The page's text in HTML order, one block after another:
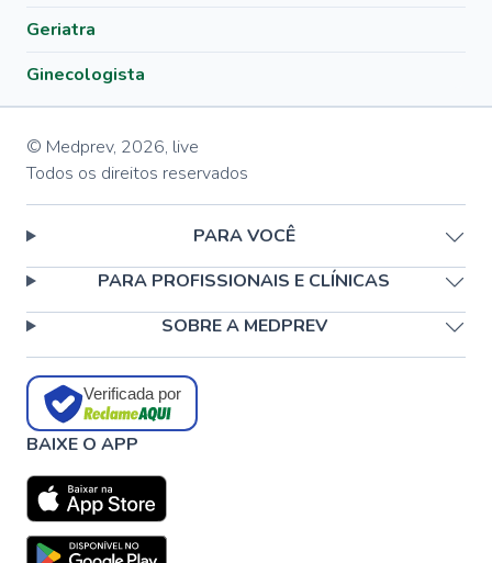
Geriatra
Ginecologista
© Medprev, 2026, live
Todos os direitos reservados
PARA VOCÊ
PARA PROFISSIONAIS E CLÍNICAS
SOBRE A MEDPREV
Verificada por
BAIXE O APP